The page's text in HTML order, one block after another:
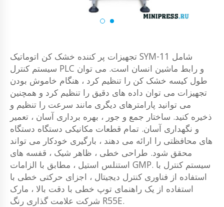
تجهیزات پر کننده خشک کن اتوماتیک SYM-11 شامل
سیستم کنترل PLC و رابط ماشین انسان است. می توان
طول کیسه خشک کن را تنظیم کرد ، هنگام خاموش بودن
تجهیزات می توان داده های دقیق را تنظیم کرد و همچنین
می توانید پارامترهای دیگری مانند سرعت را تنظیم و
ذخیره کنید. ساختار جمع و جور ، بهره برداری آسان ، تعمیر
و نگهداری آسان. تمام قطعات مکانیکی دستگاه دستگاه
های محافظتی را ارائه می دهند ، بارگیری خودکار می تواند
محقق شود. طراحی خطی ، ظاهر شیک ، قفسه های
استنلس استیل ، مطابق با الزامات GMP. سیستم کنترل با
استفاده از فناوری کنترل دیجیتال ، اجزای حرکتی خطی با
استفاده از یک راهنمای توپ خطی با دقت بالا ، مارک
شرکت علامت گذاری رنگ R55E.